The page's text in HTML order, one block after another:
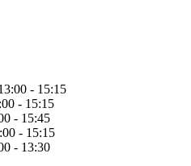
- 15:15
- 15:15
- 15:45
- 15:15
- 13:30